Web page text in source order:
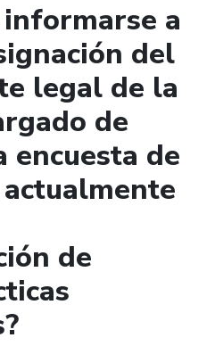
informarse a
del
legal de la
de
de
de